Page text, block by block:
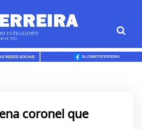
coronel que